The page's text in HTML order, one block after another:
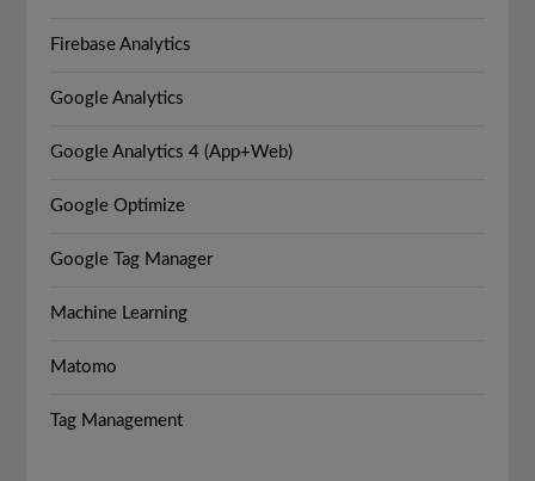
Firebase Analytics
Google Analytics
Google Analytics 4 (App+Web)
Google Optimize
Google Tag Manager
Machine Learning
Matomo
Tag Management